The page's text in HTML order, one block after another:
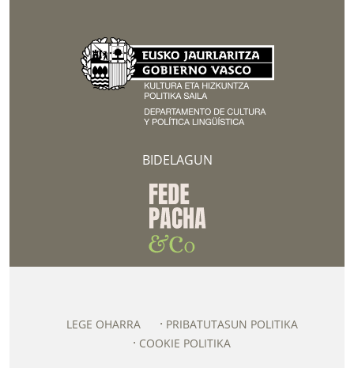
BIDELAGUN
LEGE OHARRA
PRIBATUTASUN POLITIKA
COOKIE POLITIKA